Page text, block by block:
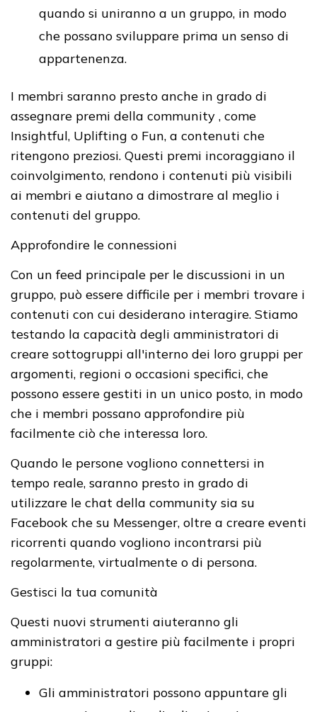
quando si uniranno a un gruppo, in modo
che possano sviluppare prima un senso di
appartenenza.
I membri saranno presto anche in grado di
assegnare premi della community , come
Insightful, Uplifting o Fun, a contenuti che
ritengono preziosi. Questi premi incoraggiano il
coinvolgimento, rendono i contenuti più visibili
ai membri e aiutano a dimostrare al meglio i
contenuti del gruppo.
Approfondire le connessioni
Con un feed principale per le discussioni in un
gruppo, può essere difficile per i membri trovare i
contenuti con cui desiderano interagire. Stiamo
testando la capacità degli amministratori di
creare sottogruppi all'interno dei loro gruppi per
argomenti, regioni o occasioni specifici, che
possono essere gestiti in un unico posto, in modo
che i membri possano approfondire più
facilmente ciò che interessa loro.
Quando le persone vogliono connettersi in
tempo reale, saranno presto in grado di
utilizzare le chat della community sia su
Facebook che su Messenger, oltre a creare eventi
ricorrenti quando vogliono incontrarsi più
regolarmente, virtualmente o di persona.
Gestisci la tua comunità
Questi nuovi strumenti aiuteranno gli
amministratori a gestire più facilmente i propri
gruppi:
Gli amministratori possono appuntare gli